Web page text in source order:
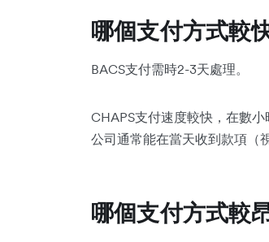
哪個支付方式較
BACS支付需時2-3天處理。
CHAPS支付速度較快，在數
公司通常能在當天收到款項（
哪個支付方式較